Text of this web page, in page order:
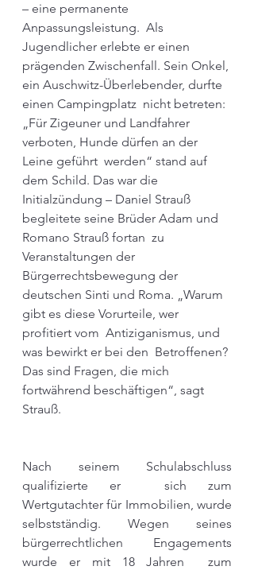
– eine permanente
Anpassungsleistung.  Als
Jugendlicher erlebte er einen
prägenden Zwischenfall. Sein Onkel,
ein Auschwitz-Überlebender, durfte
einen Campingplatz  nicht betreten:
„Für Zigeuner und Landfahrer
verboten, Hunde dürfen an der
Leine geführt  werden“ stand auf
dem Schild. Das war die
Initialzündung – Daniel Strauß
begleitete seine Brüder Adam und
Romano Strauß fortan  zu
Veranstaltungen der
Bürgerrechtsbewegung der
deutschen Sinti und Roma. „Warum
gibt es diese Vorurteile, wer
profitiert vom  Antiziganismus, und
was bewirkt er bei den  Betroffenen?
Das sind Fragen, die mich
fortwährend beschäftigen“, sagt
Strauß.
Nach seinem Schulabschluss
qualifizierte er  sich zum
Wertgutachter für Immobilien, wurde
selbstständig. Wegen seines
bürgerrechtlichen Engagements
wurde er mit 18 Jahren  zum